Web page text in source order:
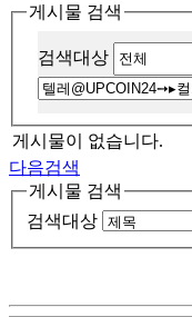
게시물 검색
검색대상
게시물이 없습니다.
다음검색
게시물 검색
검색대상